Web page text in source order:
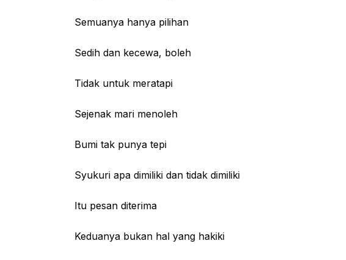
Semuanya hanya pilihan
Sedih dan kecewa, boleh
Tidak untuk meratapi
Sejenak mari menoleh
Bumi tak punya tepi
Syukuri apa dimiliki dan tidak dimiliki
Itu pesan diterima
Keduanya bukan hal yang hakiki